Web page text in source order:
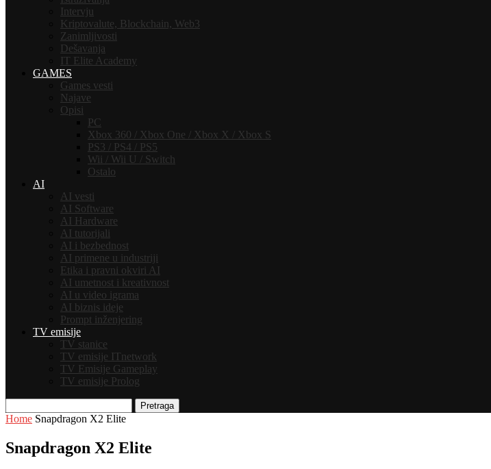
Intervju
Kriptovalute, Blockchain, Web3
Zanimljivosti
Dešavanja
IT Elite Academy
GAMES
Games vesti
Najave
Opisi
PC
Xbox 360 / Xbox One / Xbox X / Xbox S
PS3 / PS4 / PS5
Wii / Wii U / Switch
Ostalo
AI
AI vesti
AI Software
AI Hardware
AI tutorijali
AI i bezbednost
AI primene u industriji
Etika i pravni okviri AI
AI umetnost i kreativnost
AI u video igrama
AI biznis ideje
Prompt inženjering
TV emisije
TV stanice
TV emisije ITnetwork
TV Emisije Gameplay
TV emisije Prolog
Pretraga
Home Snapdragon X2 Elite
Snapdragon X2 Elite